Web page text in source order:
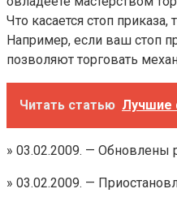
Что касается стоп
Например, если ваш стоп
позволяют торговать
Читать статью Лучшие
» 03.02.2009. — Обновлены
» 03.02.2009. —